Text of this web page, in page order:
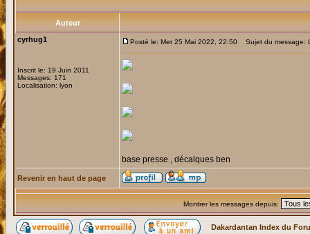
Auteur
cyrhug1
Inscrit le: 19 Juin 2011
Messages: 171
Localisation: lyon
Posté le: Mer 25 Mai 2022, 22:50 Sujet du message:
base presse , décalques ben
Revenir en haut de page
Montrer les messages depuis:
Dakardantan Index du